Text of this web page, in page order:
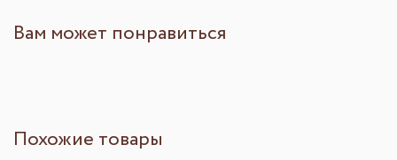
Вам может понравиться
Похожие товары